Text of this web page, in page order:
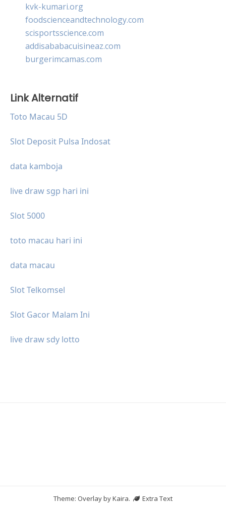
kvk-kumari.org
foodscienceandtechnology.com
scisportsscience.com
addisababacuisineaz.com
burgerimcamas.com
Link Alternatif
Toto Macau 5D
Slot Deposit Pulsa Indosat
data kamboja
live draw sgp hari ini
Slot 5000
toto macau hari ini
data macau
Slot Telkomsel
Slot Gacor Malam Ini
live draw sdy lotto
Theme: Overlay byKaira.
Extra Text